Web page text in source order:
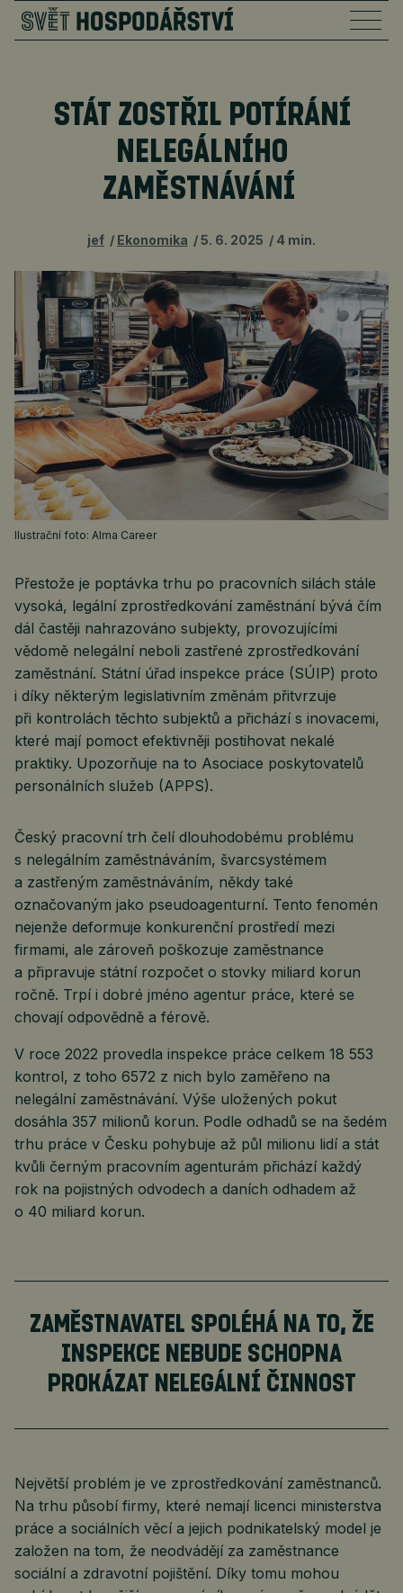
STÁT ZOSTŘIL POTÍRÁNÍ
NELEGÁLNÍHO
ZAMĚSTNÁVÁNÍ
jef Ekonomika 5. 6. 2025 4 min.
Ilustrační foto: Alma Career
Přestože je poptávka trhu po pracovních silách stále
vysoká, legální zprostředkování zaměstnání bývá čím
dál častěji nahrazováno subjekty, provozujícími
vědomě nelegální neboli zastřené zprostředkování
zaměstnání. Státní úřad inspekce práce (SÚIP) proto
i díky některým legislativním změnám přitvrzuje
při kontrolách těchto subjektů a přichází s inovacemi,
které mají pomoct efektivněji postihovat nekalé
praktiky. Upozorňuje na to Asociace poskytovatelů
personálních služeb (APPS).
Český pracovní trh čelí dlouhodobému problému
s nelegálním zaměstnáváním, švarcsystémem
a zastřeným zaměstnáváním, někdy také
označovaným jako pseudoagenturní. Tento fenomén
nejenže deformuje konkurenční prostředí mezi
firmami, ale zároveň poškozuje zaměstnance
a připravuje státní rozpočet o stovky miliard korun
ročně. Trpí i dobré jméno agentur práce, které se
chovají odpovědně a férově.
V roce 2022 provedla inspekce práce celkem 18 553
kontrol, z toho 6572 z nich bylo zaměřeno na
nelegální zaměstnávání. Výše uložených pokut
dosáhla 357 milionů korun. Podle odhadů se na šedém
trhu práce v Česku pohybuje až půl milionu lidí a stát
kvůli černým pracovním agenturám přichází každý
rok na pojistných odvodech a daních odhadem až
o 40 miliard korun.
ZAMĚSTNAVATEL SPOLÉHÁ NA TO, ŽE
INSPEKCE NEBUDE SCHOPNA
PROKÁZAT NELEGÁLNÍ ČINNOST
Největší problém je ve zprostředkování zaměstnanců.
Na trhu působí firmy, které nemají licenci ministerstva
práce a sociálních věcí a jejich podnikatelský model je
založen na tom, že neodvádějí za zaměstnance
sociální a zdravotní pojištění. Díky tomu mohou